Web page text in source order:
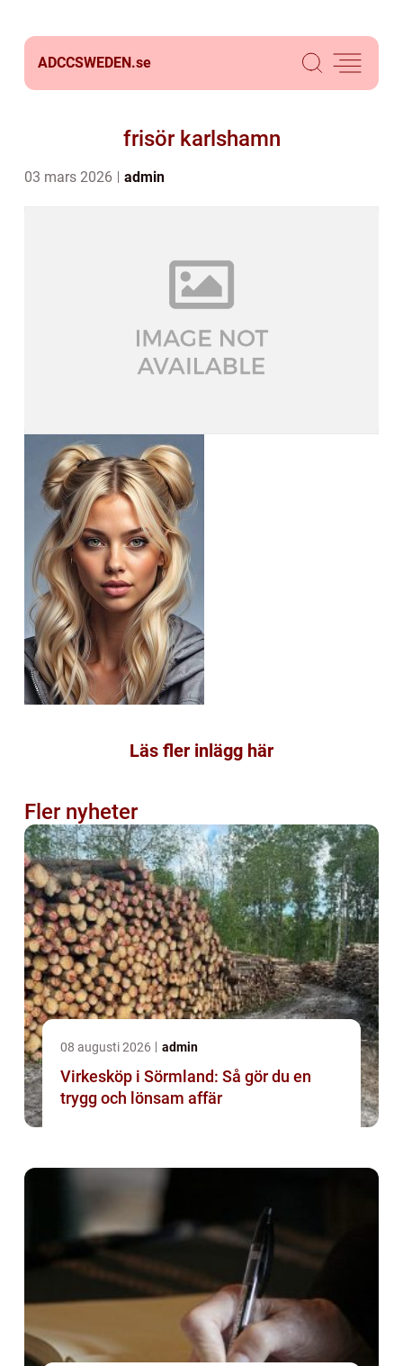
ADCCSWEDEN.se
frisör karlshamn
03 mars 2026 admin
Läs fler inlägg här
Fler nyheter
08 augusti 2026 admin
Virkesköp i Sörmland: Så gör du en
trygg och lönsam affär